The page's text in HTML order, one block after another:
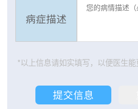
病症描述
*以上信息请如实填写，以便医生能